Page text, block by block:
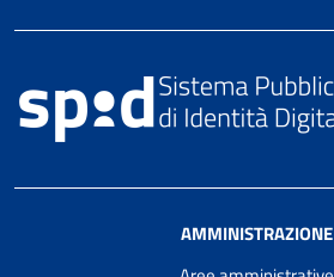
AMMINISTRAZIONE